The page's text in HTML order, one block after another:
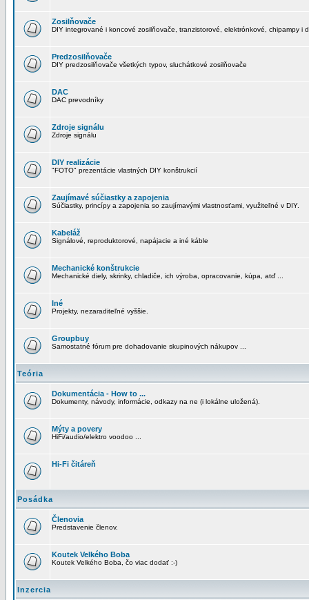
Zosilňovače
DIY integrované i koncové zosilňovače, tranzistorové, elektrónkové, chipampy i
Predzosilňovače
DIY predzosilňovače všetkých typov, sluchátkové zosilňovače
DAC
DAC prevodníky
Zdroje signálu
Zdroje signálu
DIY realizácie
"FOTO" prezentácie vlastných DIY konštrukcií
Zaujímavé súčiastky a zapojenia
Súčiastky, princípy a zapojenia so zaujímavými vlastnosťami, využiteľné v DIY.
Kabeláž
Signálové, reproduktorové, napájacie a iné káble
Mechanické konštrukcie
Mechanické diely, skrinky, chladiče, ich výroba, opracovanie, kúpa, atď ...
Iné
Projekty, nezaraditeľné vyššie.
Groupbuy
Samostatné fórum pre dohadovanie skupinových nákupov ...
Teória
Dokumentácia - How to ...
Dokumenty, návody, informácie, odkazy na ne (i lokálne uložená).
Mýty a povery
HiFi/audio/elektro voodoo ...
Hi-Fi čitáreň
Posádka
Členovia
Predstavenie členov.
Koutek Velkého Boba
Koutek Velkého Boba, čo viac dodať :-)
Inzercia